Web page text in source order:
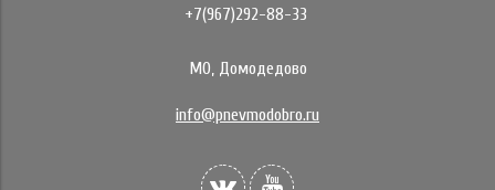
+7(967)292-88-33
МО, Домодедово
info@pnevmodobro.ru